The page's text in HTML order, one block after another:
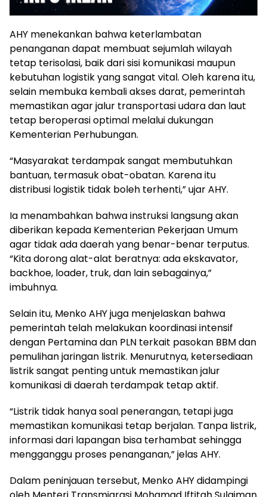
AHY menekankan bahwa keterlambatan
penanganan dapat membuat sejumlah wilayah
tetap terisolasi, baik dari sisi komunikasi maupun
kebutuhan logistik yang sangat vital. Oleh karena itu,
selain membuka kembali akses darat, pemerintah
memastikan agar jalur transportasi udara dan laut
tetap beroperasi optimal melalui dukungan
Kementerian Perhubungan.
“Masyarakat terdampak sangat membutuhkan
bantuan, termasuk obat-obatan. Karena itu
distribusi logistik tidak boleh terhenti,” ujar AHY.
Ia menambahkan bahwa instruksi langsung akan
diberikan kepada Kementerian Pekerjaan Umum
agar tidak ada daerah yang benar-benar terputus.
“Kita dorong alat-alat beratnya: ada ekskavator,
backhoe, loader, truk, dan lain sebagainya,”
imbuhnya.
Selain itu, Menko AHY juga menjelaskan bahwa
pemerintah telah melakukan koordinasi intensif
dengan Pertamina dan PLN terkait pasokan BBM dan
pemulihan jaringan listrik. Menurutnya, ketersediaan
listrik sangat penting untuk memastikan jalur
komunikasi di daerah terdampak tetap aktif.
“Listrik tidak hanya soal penerangan, tetapi juga
memastikan komunikasi tetap berjalan. Tanpa listrik,
informasi dari lapangan bisa terhambat sehingga
mengganggu proses penanganan,” jelas AHY.
Dalam peninjauan tersebut, Menko AHY didampingi